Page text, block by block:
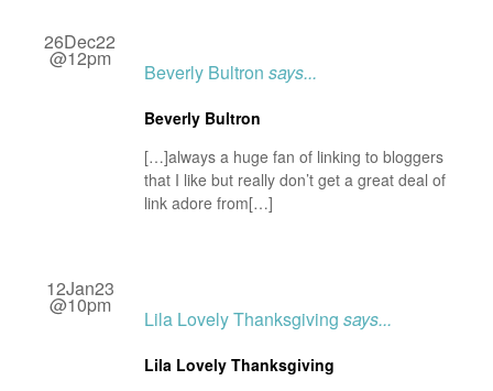
26Dec22
@12pm
Beverly Bultron says...
Beverly Bultron
[…]always a huge fan of linking to bloggers
that I like but really don’t get a great deal of
link adore from[…]
12Jan23
@10pm
Lila Lovely Thanksgiving says...
Lila Lovely Thanksgiving